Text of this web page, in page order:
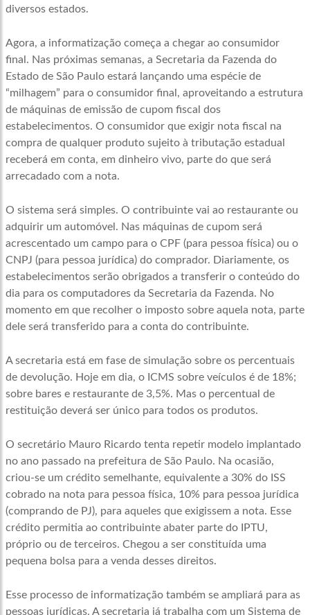
diversos estados.
Agora, a informatização começa a chegar ao consumidor
final. Nas próximas semanas, a Secretaria da Fazenda do
Estado de São Paulo estará lançando uma espécie de
“milhagem” para o consumidor final, aproveitando a estrutura
de máquinas de emissão de cupom fiscal dos
estabelecimentos. O consumidor que exigir nota fiscal na
compra de qualquer produto sujeito à tributação estadual
receberá em conta, em dinheiro vivo, parte do que será
arrecadado com a nota.
O sistema será simples. O contribuinte vai ao restaurante ou
adquirir um automóvel. Nas máquinas de cupom será
acrescentado um campo para o CPF (para pessoa física) ou o
CNPJ (para pessoa jurídica) do comprador. Diariamente, os
estabelecimentos serão obrigados a transferir o conteúdo do
dia para os computadores da Secretaria da Fazenda. No
momento em que recolher o imposto sobre aquela nota, parte
dele será transferido para a conta do contribuinte.
A secretaria está em fase de simulação sobre os percentuais
de devolução. Hoje em dia, o ICMS sobre veículos é de 18%;
sobre bares e restaurante de 3,5%. Mas o percentual de
restituição deverá ser único para todos os produtos.
O secretário Mauro Ricardo tenta repetir modelo implantado
no ano passado na prefeitura de São Paulo. Na ocasião,
criou-se um crédito semelhante, equivalente a 30% do ISS
cobrado na nota para pessoa física, 10% para pessoa jurídica
(comprando de PJ), para aqueles que exigissem a nota. Esse
crédito permitia ao contribuinte abater parte do IPTU,
próprio ou de terceiros. Chegou a ser constituída uma
pequena bolsa para a venda desses direitos.
Esse processo de informatização também se ampliará para as
pessoas jurídicas. A secretaria já trabalha com um Sistema de